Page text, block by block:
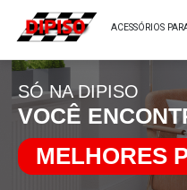
ACESSÓRIOS
SÓ NA DIPISO
VOCÊ
MELHORES